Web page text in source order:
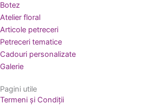
Botez
Atelier floral
Articole petreceri
Petreceri tematice
Cadouri personalizate
Galerie
Pagini utile
Termeni și Condiții